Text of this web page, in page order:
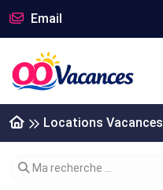
Email
Locations Vacances
Modifier votre recherche
Ma recherche ...